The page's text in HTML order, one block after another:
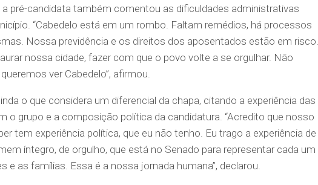
a pré-candidata também comentou as dificuldades administrativas
“Cabedelo está em um rombo. Faltam remédios, há processos
Nossa previdência e os direitos dos aposentados estão em
nossa cidade, fazer com que o povo volte a se orgulhar. Não
ver Cabedelo”, afirmou.
o que considera um diferencial da chapa, citando a experiência das
o grupo e a composição política da candidatura. “Acredito que nosso
tem experiência política, que eu não tenho. Eu trago a experiência de
íntegro, de orgulho, que está no Senado para representar cada um
e as famílias. Essa é a nossa jornada humana”, declarou.